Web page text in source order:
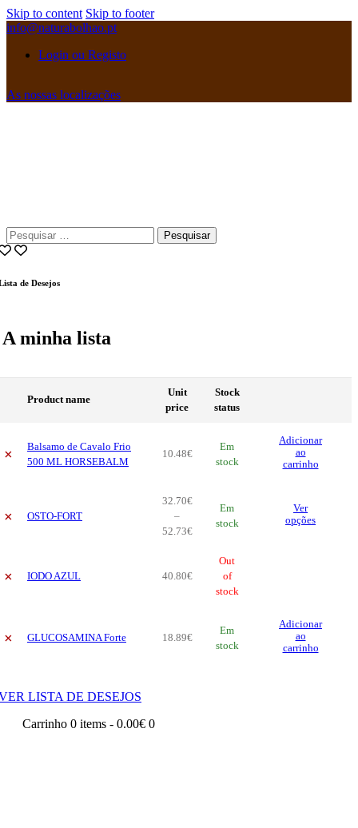
Skip to content Skip to footer
info@naturabolhao.pt
Login ou Registo
As nossas localizações
Pesquisar
por:
de Desejos
A minha lista
Product name
Unit
price
Stock
status
×
Balsamo de Cavalo Frio
500 ML HORSEBALM
10.48€
Em
stock
Adicionar
ao
carrinho
× OSTO-FORT
32.70€
–
52.73€Price
€
through
73€
Em
stock
Ver
opções
× IODO AZUL 40.80€
Out
of
stock
× GLUCOSAMINA Forte 18.89€
Em
stock
Adicionar
ao
carrinho
LISTA DE DESEJOS
Carrinho 0 items - 0.00€ 0